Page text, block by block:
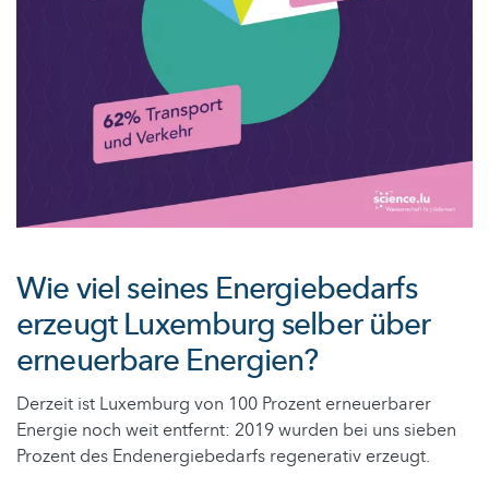
Wie viel seines Energiebedarfs
erzeugt Luxemburg selber über
erneuerbare Energien?
Derzeit ist Luxemburg von 100 Prozent erneuerbarer
Energie noch weit entfernt: 2019 wurden bei uns sieben
Prozent des Endenergiebedarfs regenerativ erzeugt.